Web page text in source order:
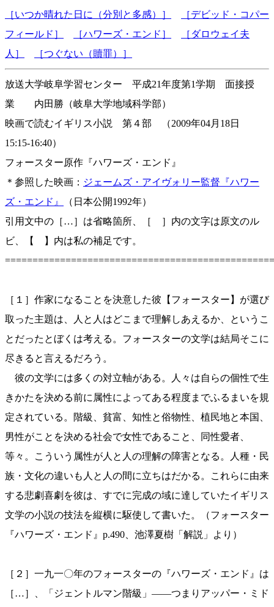
［いつか晴れた日に（分別と多感）］
［デビッド・コパー
フィールド］
［ハワーズ・エンド］
［ダロウェイ夫
人］
［つぐない（贖罪）］
放送大学岐阜学習センター 平成21年度第1学期 面接授
業 内田勝（岐阜大学地域科学部）
映画で読むイギリス小説 第４部 （2009年04月18日
15:15-16:40）
フォースター原作『ハワーズ・エンド』
＊参照した映画： ジェームズ・アイヴォリー監督『ハワー
ズ・エンド』
（日本公開1992年）
引用文中の［…］は省略箇所、［ ］内の文字は原文のル
ビ、【 】内は私の補足です。
［１］作家になることを決意した彼【フォースター】が選び
取った主題は、人と人はどこまで理解しあえるか、というこ
とだったとぼくは考える。フォースターの文学は結局そこに
尽きると言えるだろう。
彼の文学には多くの対立軸がある。人々は自らの個性で生
きかたを決める前に属性によってある程度までふるまいを規
定されている。階級、貧富、知性と俗物性、植民地と本国、
男性がことを決める社会で女性であること、同性愛者、
等々。こういう属性が人と人の理解の障害となる。人種・民
族・文化の違いも人と人の間に立ちはだかる。これらに由来
する悲劇喜劇を彼は、すでに完成の域に達していたイギリス
文学の小説の技法を縦横に駆使して書いた。（フォースター
『ハワーズ・エンド』p.490、池澤夏樹「解説」より）
［２］一九一〇年のフォースターの『ハワーズ・エンド』は
［…］、「ジェントルマン階級」——つまりアッパー・ミド